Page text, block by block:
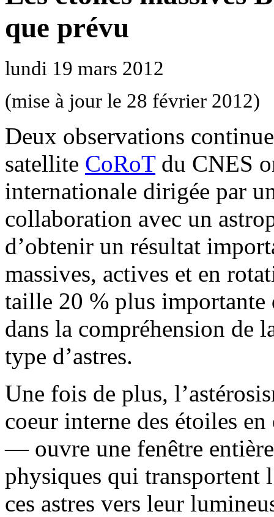
que prévu
lundi 19 mars 2012
(mise à jour le 28 février 2012)
Deux observations
satellite CoRoTdu CNES
internationale dirigée par
collaboration avec un
d’obtenir un résultat
massives, actives et en
taille 20 % plus importante
dans la compréhension de
type d’astres.
Une fois de plus,
coeur interne des étoiles
— ouvre une fenêtre
physiques qui transportent
ces astres vers leur